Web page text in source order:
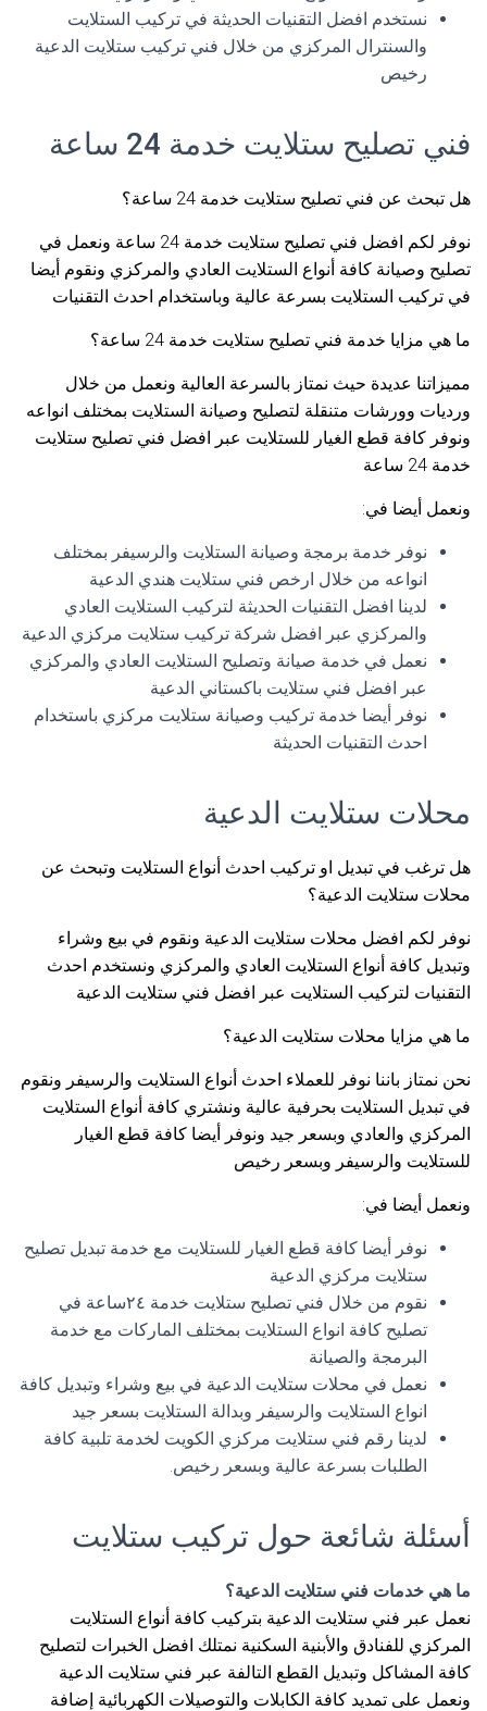
نستخدم افضل التقنيات الحديثة في تركيب الستلايت
والسنترال المركزي من خلال فني تركيب ستلايت الدعية
رخيص
فني تصليح ستلايت خدمة 24 ساعة
هل تبحث عن فني تصليح ستلايت خدمة 24 ساعة؟
نوفر لكم افضل فني تصليح ستلايت خدمة 24 ساعة ونعمل في
تصليح وصيانة كافة أنواع الستلايت العادي والمركزي ونقوم أيضا
في تركيب الستلايت بسرعة عالية وباستخدام احدث التقنيات
ما هي مزايا خدمة فني تصليح ستلايت خدمة 24 ساعة؟
مميزاتنا عديدة حيث نمتاز بالسرعة العالية ونعمل من خلال
ورديات وورشات متنقلة لتصليح وصيانة الستلايت بمختلف انواعه
ونوفر كافة قطع الغيار للستلايت عبر افضل فني تصليح ستلايت
خدمة 24 ساعة
ونعمل أيضا في:
نوفر خدمة برمجة وصيانة الستلايت والرسيفر بمختلف
انواعه من خلال ارخص فني ستلايت هندي الدعية
لدينا افضل التقنيات الحديثة لتركيب الستلايت العادي
والمركزي عبر افضل شركة تركيب ستلايت مركزي الدعية
نعمل في خدمة صيانة وتصليح الستلايت العادي والمركزي
عبر افضل فني ستلايت باكستاني الدعية
نوفر أيضا خدمة تركيب وصيانة ستلايت مركزي باستخدام
احدث التقنيات الحديثة
محلات ستلايت الدعية
هل ترغب في تبديل او تركيب احدث أنواع الستلايت وتبحث عن
محلات ستلايت الدعية؟
نوفر لكم افضل محلات ستلايت الدعية ونقوم في بيع وشراء
وتبديل كافة أنواع الستلايت العادي والمركزي ونستخدم احدث
التقنيات لتركيب الستلايت عبر افضل فني ستلايت الدعية
ما هي مزايا محلات ستلايت الدعية؟
نحن نمتاز باننا نوفر للعملاء احدث أنواع الستلايت والرسيفر ونقوم
في تبديل الستلايت بحرفية عالية ونشتري كافة أنواع الستلايت
المركزي والعادي وبسعر جيد ونوفر أيضا كافة قطع الغيار
للستلايت والرسيفر وبسعر رخيص
ونعمل أيضا في:
نوفر أيضا كافة قطع الغيار للستلايت مع خدمة تبديل تصليح
ستلايت مركزي الدعية
نقوم من خلال فني تصليح ستلايت خدمة ٢٤ساعة في
تصليح كافة انواع الستلايت بمختلف الماركات مع خدمة
البرمجة والصيانة
نعمل في محلات ستلايت الدعية في بيع وشراء وتبديل كافة
انواع الستلايت والرسيفر وبدالة الستلايت بسعر جيد
لدينا رقم فني ستلايت مركزي الكويت لخدمة تلبية كافة
الطلبات بسرعة عالية وبسعر رخيص.
أسئلة شائعة حول تركيب ستلايت
ما هي خدمات فني ستلايت الدعية؟
نعمل عبر فني ستلايت الدعية بتركيب كافة أنواع الستلايت
المركزي للفنادق والأبنية السكنية نمتلك افضل الخبرات لتصليح
كافة المشاكل وتبديل القطع التالفة عبر فني ستلايت الدعية
ونعمل على تمديد كافة الكابلات والتوصيلات الكهربائية إضافة